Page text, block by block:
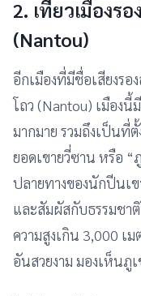
2. เที่ยวเมืองร
(Nantou)
อีกเมืองที่มีชื่อเสียงรอ
โถว (Nantou) เมือง
มากมาย รวมถึงเป็นที่
ยอดเขายวี่ซาน หรือ
ปลายทางของนักปีนเ
และสัมผัสกับธรรมชา
ความสูงเกิน 3,000 เ
อันสวยงาม มองเห็นภู